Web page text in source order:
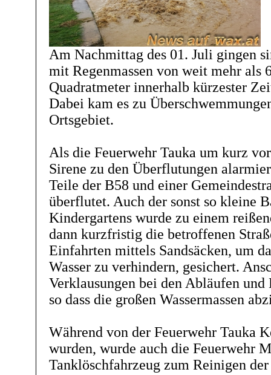
Am Nachmittag des 01. Juli gingen
mit Regenmassen von weit mehr als
Quadratmeter innerhalb kürzester
Dabei kam es zu
Ortsgebiet.
Als die Feuerwehr Tauka um kurz
Sirene zu den Überflutungen
Teile der B58 und einer
überflutet. Auch der sonst so kleine
Kindergartens wurde zu einem
dann kurzfristig die betroffenen
Einfahrten mittels Sandsäcken, um
Wasser zu verhindern, gesichert.
Verklausungen bei den Abläufen
so dass die großen Wassermassen
Während von der Feuerwehr Tauka
wurden, wurde auch die Feuerwehr
Tanklöschfahrzeug zum Reinigen